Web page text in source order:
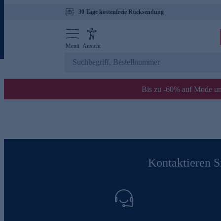
30 Tage kostenfreie Rücksendung
Menü Ansicht
Bis zu -60% auf Mode
Kontaktieren